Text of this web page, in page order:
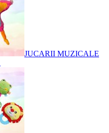
JUCARII MUZICALE